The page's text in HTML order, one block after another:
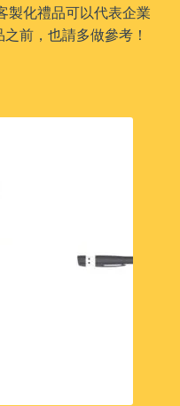
製化禮品可以代表企業
前，也請多做參考！